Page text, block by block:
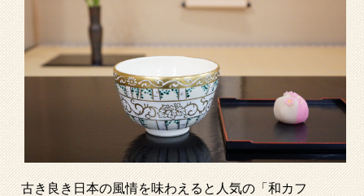
古き良き日本の風情を味わえると人気の「和カフ